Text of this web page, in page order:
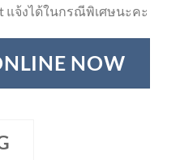
แจ้งได้ในกรณีพิเศษนะคะ
NOW